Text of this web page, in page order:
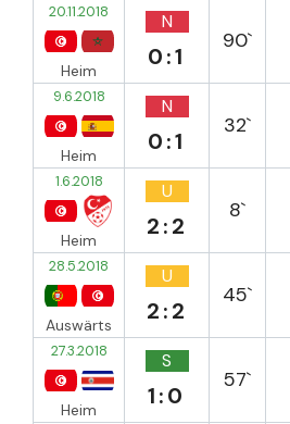
20.11.2018
Heim
N
0:1
90`
9.6.2018
Heim
N
0:1
32`
1.6.2018
Heim
U
2:2
8`
28.5.2018
Auswärts
U
2:2
45`
27.3.2018
Heim
S
1:0
57`